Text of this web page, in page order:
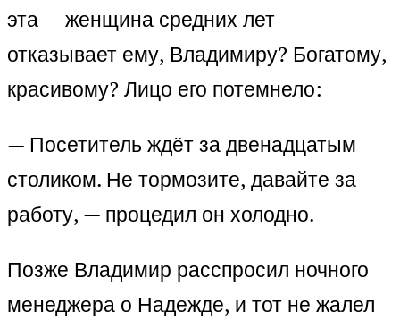
эта — женщина средних лет —
отказывает ему, Владимиру? Богатому,
красивому? Лицо его потемнело:
— Посетитель ждёт за двенадцатым
столиком. Не тормозите, давайте за
работу, — процедил он холодно.
Позже Владимир расспросил ночного
менеджера о Надежде, и тот не жалел